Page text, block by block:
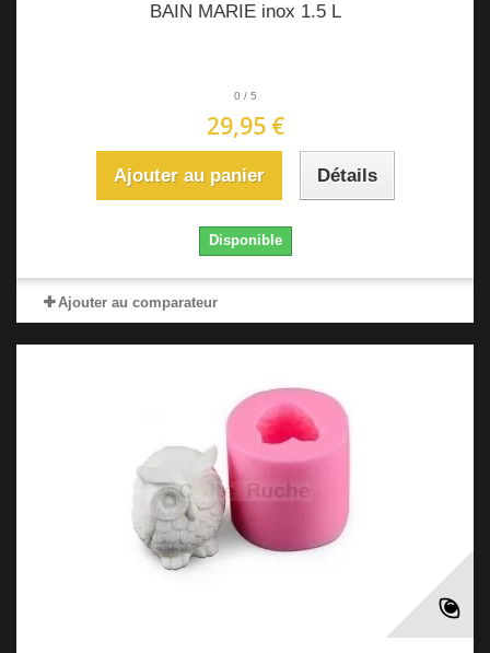
BAIN MARIE inox 1.5 L
0 / 5
29,95 €
Ajouter au panier Détails
Disponible
Ajouter au comparateur